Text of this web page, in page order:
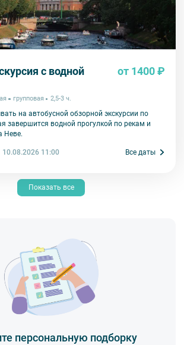
с водной
от 1400 ₽
групповая 2,5-3 ч.
на автобусной обзорной экскурсии по
завершится водной прогулкой по рекам и
Неве.
10.08.2026 11:00 Все даты
Показать все
персональную подборку